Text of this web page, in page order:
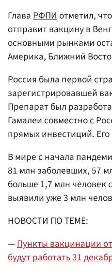
Глава РФПИ отметил,
отправит вакцину в
основными рынками
Америка, Ближний
Россия была первой
зарегистрировавшей
Препарат был
Гамалеи совместно с
прямых инвестиций. Его
В мире с начала
81 млн заболевших, 57
больше 1,7 млн человек
выявили уже 3 млн
НОВОСТИ ПО ТЕМЕ:
—Пункты вакцинации
будут работать 31